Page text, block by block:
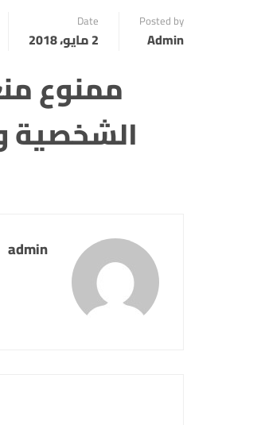
Posted by
Admin
Date
2 مايو، 2018
ممنوع
الشخصية
admin